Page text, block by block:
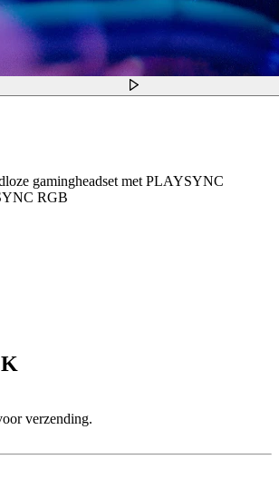
gamingheadset met PLAYSYNC
RGB
verzending.